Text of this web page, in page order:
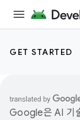
GET STARTED
Google은 AI 기